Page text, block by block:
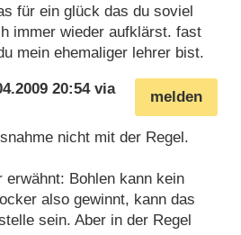
für ein glück das du soviel
immer wieder aufklärst. fast
mein ehemaliger lehrer bist.
melden
20:54via
nicht mit der Regel.
erwähnt: Bohlen kann kein
also gewinnt, kann das
sein. Aber in der Regel